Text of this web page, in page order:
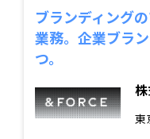
ブランディング
業務。企業ブラ
つ。
東